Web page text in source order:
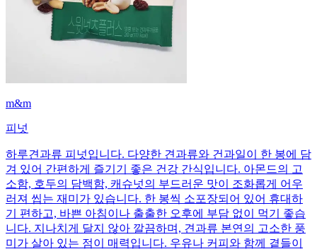
m&m
피넛
하루견과류 피넛입니다. 다양한 견과류와 건과일이 한 봉에 담
겨 있어 간편하게 즐기기 좋은 건강 간식입니다. 아몬드의 고
소함, 호두의 담백함, 캐슈넛의 부드러운 맛이 조화롭게 어우
러져 씹는 재미가 있습니다. 한 봉씩 소포장되어 있어 휴대하
기 편하고, 바쁜 아침이나 출출한 오후에 부담 없이 먹기 좋습
니다. 지나치게 달지 않아 깔끔하며, 견과류 본연의 고소한 풍
미가 살아 있는 점이 매력입니다. 우유나 커피와 함께 곁들이